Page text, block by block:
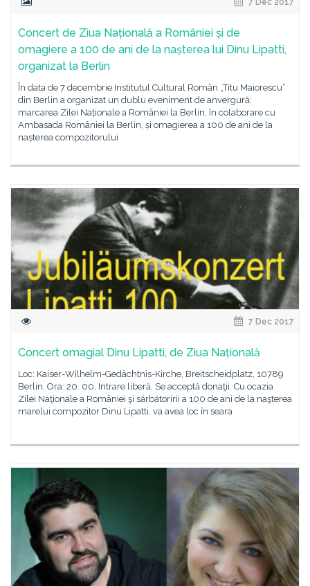
7 Dec 2017
Concert de Ziua Națională a României și de
omagiere a 100 de ani de la nașterea lui Dinu Lipatti,
organizat la Berlin
În data de 7 decembrie Institutul Cultural Român „Titu Maiorescu”
din Berlin a organizat un dublu eveniment de anvergură:
marcarea Zilei Naționale a României la Berlin, în colaborare cu
Ambasada României la Berlin, și omagierea a 100 de ani de la
nașterea compozitorului
7 Dec 2017
Concert omagial Dinu Lipatti, de Ziua Națională
Loc: Kaiser-Wilhelm-Gedächtnis-Kirche, Breitscheidplatz, 10789
Berlin. Ora: 20. 00. Intrare liberă. Se acceptă donaţii. Cu ocazia
Zilei Naţionale a României şi sărbătoririi a 100 de ani de la naşterea
marelui compozitor Dinu Lipatti, va avea loc în seara